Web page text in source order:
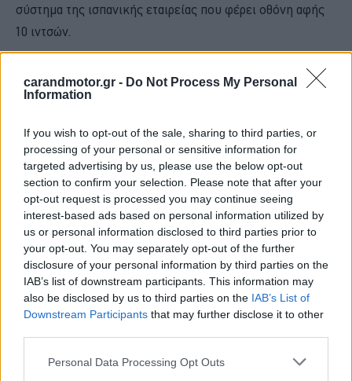
carandmotor.gr - Do Not Process My Personal
Information
If you wish to opt-out of the sale, sharing to third parties, or
processing of your personal or sensitive information for
targeted advertising by us, please use the below opt-out
section to confirm your selection. Please note that after your
opt-out request is processed you may continue seeing
interest-based ads based on personal information utilized by
us or personal information disclosed to third parties prior to
your opt-out. You may separately opt-out of the further
disclosure of your personal information by third parties on the
IAB’s list of downstream participants. This information may
also be disclosed by us to third parties on the IAB’s List of
Downstream Participants that may further disclose it to other
Please note that this website/app uses one or more Google
Personal Data Processing Opt Outs
σύστημα της ισπανικής εταιρείας που φέρει οθόνη αφής
10 ιντσών.
Η τιμή για τη νέα έκδοση CUPRA Leon VZ Cup φτάνει
για έκδοση 1.4 e-Hybrid, ενώ η